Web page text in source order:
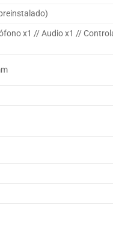
x1 // Audio x1 //